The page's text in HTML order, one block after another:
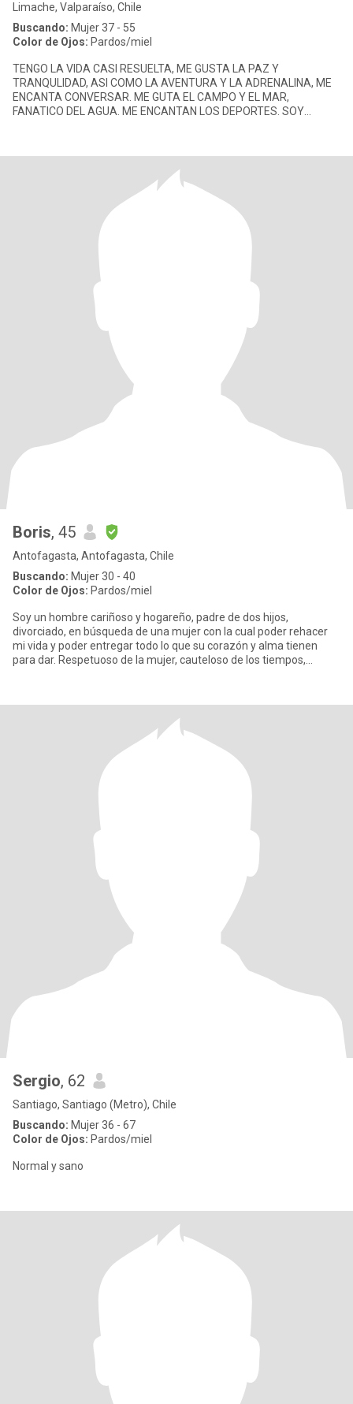
Limache, Valparaíso, Chile
Buscando: Mujer 37 - 55
Color de Ojos: Pardos/miel
TENGO LA VIDA CASI RESUELTA, ME GUSTA LA PAZ Y
TRANQULIDAD, ASI COMO LA AVENTURA Y LA ADRENALINA, ME
ENCANTA CONVERSAR. ME GUTA EL CAMPO Y EL MAR,
FANATICO DEL AGUA. ME ENCANTAN LOS DEPORTES. SOY
Boris, 45
Antofagasta, Antofagasta, Chile
Buscando: Mujer 30 - 40
Color de Ojos: Pardos/miel
Soy un hombre cariñoso y hogareño, padre de dos hijos,
divorciado, en búsqueda de una mujer con la cual poder rehacer
mi vida y poder entregar todo lo que su corazón y alma tienen
para dar. Respetuoso de la mujer, cauteloso de los tiempos,
Sergio, 62
Santiago, Santiago (Metro), Chile
Buscando: Mujer 36 - 67
Color de Ojos: Pardos/miel
Normal y sano